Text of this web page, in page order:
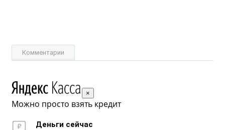
Комментарии
×
Можно просто взять кредит
Деньги сейчас